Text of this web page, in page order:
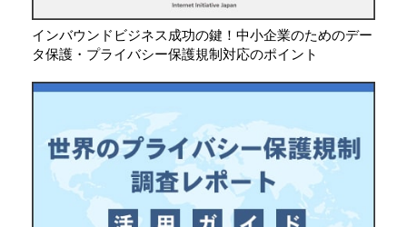
インバウンドビジネス成功の鍵！中小企業のためのデー
タ保護・プライバシー保護規制対応のポイント